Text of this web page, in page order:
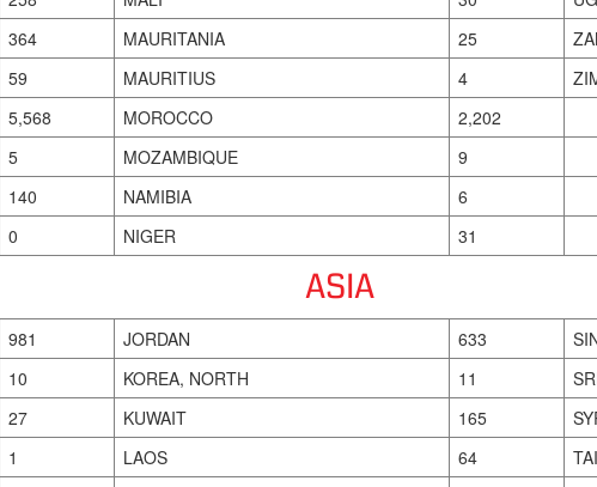
364 MAURITANIA 25
59 MAURITIUS 4
5,568 MOROCCO
2,202
5 MOZAMBIQUE
9
140 NAMIBIA
6
0 NIGER 31
ASIA
981 JORDAN 633
10 KOREA, NORTH 11
27 KUWAIT 165
1 LAOS 64